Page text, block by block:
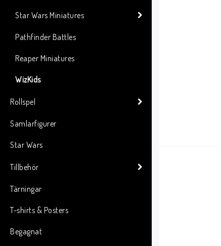
Star Wars Miniatures
Pathfinder Battles
Reaper Miniatures
WizKids
Rollspel
Samlarfigurer
Star Wars
Tillbehör
Tärningar
T-shirts & Posters
Begagnat